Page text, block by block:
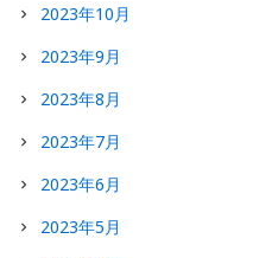
2023年10月
2023年9月
2023年8月
2023年7月
2023年6月
2023年5月